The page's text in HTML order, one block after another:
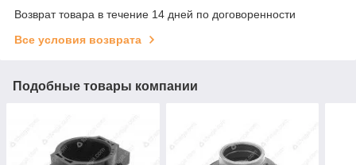
Возврат товара в течение 14 дней по договоренности
Все условия возврата
Подобные товары компании